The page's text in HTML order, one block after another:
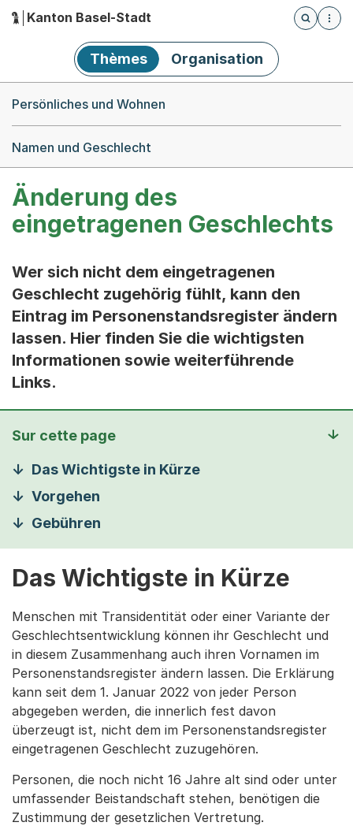
Hauptnavigation
Kanton Basel-Stadt
Öffnet
Thèmes Organisation
Persönliches und Wohnen
Namen und Geschlecht
Änderung des
eingetragenen Geschlechts
Wer sich nicht dem eingetragenen
Geschlecht zugehörig fühlt, kann den
Eintrag im Personenstandsregister ändern
lassen. Hier finden Sie die wichtigsten
Informationen sowie weiterführende
Links.
Sur cette page
Das Wichtigste in Kürze
Vorgehen
Gebühren
Das Wichtigste in Kürze
Menschen mit Transidentität oder einer Variante der
Geschlechtsentwicklung können ihr Geschlecht und
in diesem Zusammenhang auch ihren Vornamen im
Personenstandsregister ändern lassen. Die Erklärung
kann seit dem 1. Januar 2022 von jeder Person
abgegeben werden, die innerlich fest davon
überzeugt ist, nicht dem im Personenstandsregister
eingetragenen Geschlecht zuzugehören.
Personen, die noch nicht 16 Jahre alt sind oder unter
umfassender Beistandschaft stehen, benötigen die
Zustimmung der gesetzlichen Vertretung.